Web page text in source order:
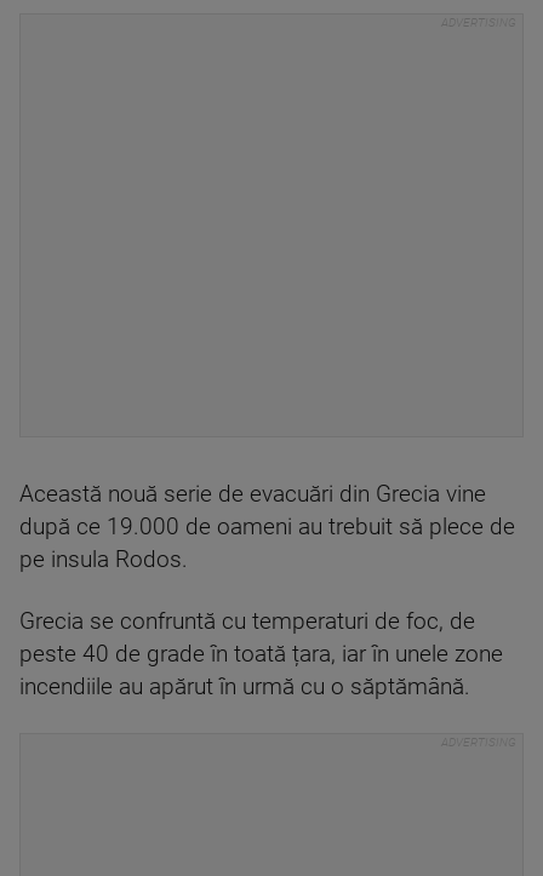
Această nouă serie de evacuări din Grecia vine
după ce 19.000 de oameni au trebuit să plece de
pe insula Rodos.
Grecia se confruntă cu temperaturi de foc, de
peste 40 de grade în toată țara, iar în unele zone
incendiile au apărut în urmă cu o săptămână.